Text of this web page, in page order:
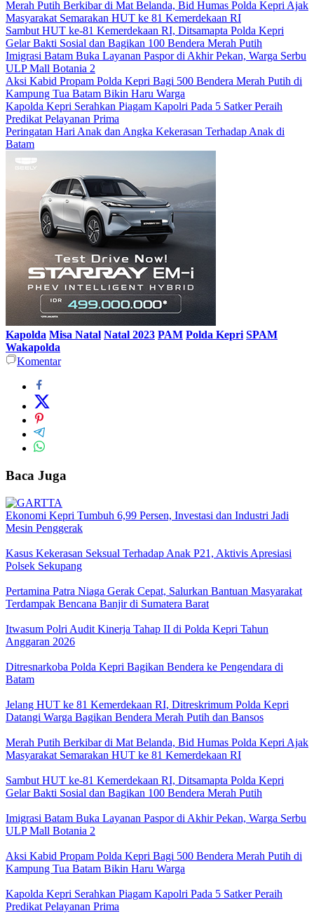
Merah Putih Berkibar di Mat Belanda, Bid Humas Polda Kepri Ajak
Masyarakat Semarakan HUT ke 81 Kemerdekaan RI
Sambut HUT ke-81 Kemerdekaan RI, Ditsamapta Polda Kepri
Gelar Bakti Sosial dan Bagikan 100 Bendera Merah Putih
Imigrasi Batam Buka Layanan Paspor di Akhir Pekan, Warga Serbu
ULP Mall Botania 2
Aksi Kabid Propam Polda Kepri Bagi 500 Bendera Merah Putih di
Kampung Tua Batam Bikin Haru Warga
Kapolda Kepri Serahkan Piagam Kapolri Pada 5 Satker Peraih
Predikat Pelayanan Prima
Peringatan Hari Anak dan Angka Kekerasan Terhadap Anak di
Batam
Kapolda Misa Natal Natal 2023 PAM Polda Kepri SPAM
Wakapolda
Komentar
Baca Juga
Ekonomi Kepri Tumbuh 6,99 Persen, Investasi dan Industri Jadi
Mesin Penggerak
Kasus Kekerasan Seksual Terhadap Anak P21, Aktivis Apresiasi
Polsek Sekupang
Pertamina Patra Niaga Gerak Cepat, Salurkan Bantuan Masyarakat
Terdampak Bencana Banjir di Sumatera Barat
Itwasum Polri Audit Kinerja Tahap II di Polda Kepri Tahun
Anggaran 2026
Ditresnarkoba Polda Kepri Bagikan Bendera ke Pengendara di
Batam
Jelang HUT ke 81 Kemerdekaan RI, Ditreskrimum Polda Kepri
Datangi Warga Bagikan Bendera Merah Putih dan Bansos
Merah Putih Berkibar di Mat Belanda, Bid Humas Polda Kepri Ajak
Masyarakat Semarakan HUT ke 81 Kemerdekaan RI
Sambut HUT ke-81 Kemerdekaan RI, Ditsamapta Polda Kepri
Gelar Bakti Sosial dan Bagikan 100 Bendera Merah Putih
Imigrasi Batam Buka Layanan Paspor di Akhir Pekan, Warga Serbu
ULP Mall Botania 2
Aksi Kabid Propam Polda Kepri Bagi 500 Bendera Merah Putih di
Kampung Tua Batam Bikin Haru Warga
Kapolda Kepri Serahkan Piagam Kapolri Pada 5 Satker Peraih
Predikat Pelayanan Prima